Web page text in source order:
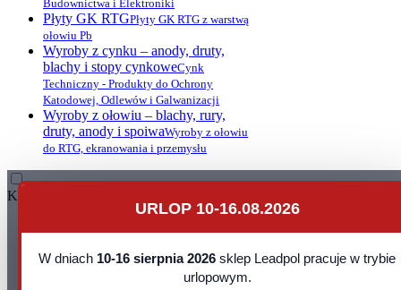
Budownictwa i Elektroniki
Płyty GK RTGPłyty GK RTG z warstwą
ołowiu Pb
Wyroby z cynku – anody, druty,
blachy i stopy cynkoweCynk
Techniczny - Produkty do Ochrony
Katodowej, Odlewów i Galwanizacji
Wyroby z ołowiu – blachy, rury,
druty, anody i spoiwaWyroby z ołowiu
do RTG, ekranowania i przemysłu
URLOP 10-16.08.2026
W dniach 10-16 sierpnia 2026 sklep Leadpol pracuje w trybie
urlopowym.
Kontakt
22-100 Chełm